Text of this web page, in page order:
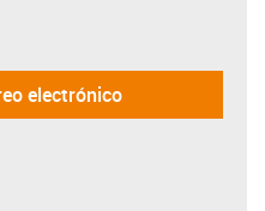
electrónico